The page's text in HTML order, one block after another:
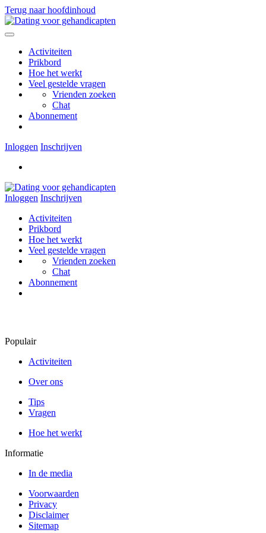
Terug naar hoofdinhoud
Activiteiten
Prikbord
Hoe het werkt
Veel gestelde vragen
Vrienden zoeken
Chat
Abonnement
Inloggen Inschrijven
Inloggen Inschrijven
Activiteiten
Prikbord
Hoe het werkt
Veel gestelde vragen
Vrienden zoeken
Chat
Abonnement
Populair
Activiteiten
Over ons
Tips
Vragen
Hoe het werkt
Informatie
In de media
Voorwaarden
Privacy
Disclaimer
Sitemap